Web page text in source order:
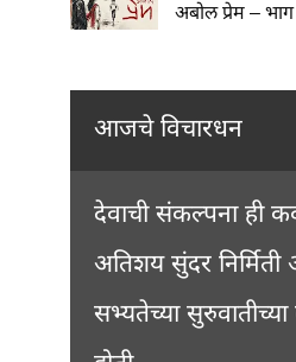
अबोल प्रेम – भाग
आजचे विचारधन
देवाची संकल्पना ही
अतिशय सुंदर
सभ्यतेच्या